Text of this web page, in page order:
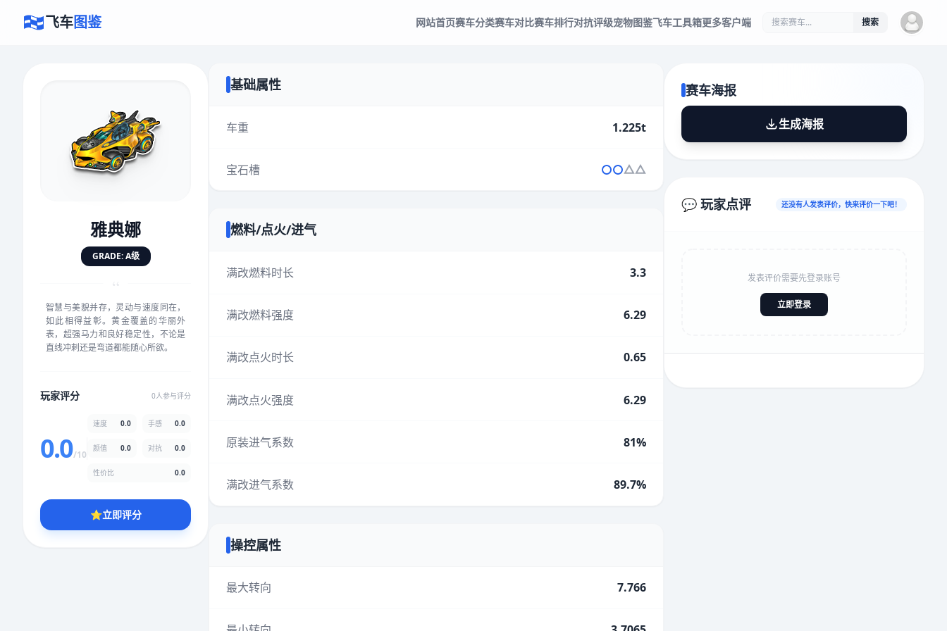
飞车图鉴 网站首页赛车分类赛车对比赛车排行对抗评级宠物图鉴飞车工具箱更多客户端 搜索
雅典娜
GRADE: A级
“
智慧与美貌并存，灵动与速度同在，
如此相得益彰。黄金覆盖的华丽外
表，超强马力和良好稳定性，不论是
直线冲刺还是弯道都能随心所欲。
玩家评分 0人参与评分
0.0/10
速度 0.0 手感 0.0
颜值 0.0 对抗 0.0
性价比 0.0
⭐立即评分
基础属性
车重 1.225t
宝石槽
燃料/点火/进气
满改燃料时长 3.3
满改燃料强度 6.29
满改点火时长 0.65
满改点火强度 6.29
原装进气系数 81%
满改进气系数 89.7%
操控属性
最大转向 7.766
赛车海报
生成海报
💬 玩家点评 还没有人发表评价，快来评价一下吧！
发表评价需要先登录账号
立即登录
评价赛车
速度 5.0分
对抗
★★★★★★
手感 5.0分
★★★★★★ ★★★
★★★★
性价比 5.0分
★★★ ★★
* 综合评分为玩家评分结果，速度占比0%，手感占比0%，对抗占比
0%，性价比占比0%，颜值占比0%